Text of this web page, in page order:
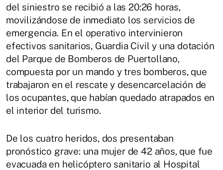
del siniestro se recibió a las 20:26 horas,
movilizándose de inmediato los servicios de
emergencia. En el operativo intervinieron
efectivos sanitarios, Guardia Civil y una dotación
del Parque de Bomberos de Puertollano,
compuesta por un mando y tres bomberos, que
trabajaron en el rescate y desencarcelación de
los ocupantes, que habían quedado atrapados en
el interior del turismo.
De los cuatro heridos, dos presentaban
pronóstico grave: una mujer de 42 años, que fue
evacuada en helicóptero sanitario al Hospital